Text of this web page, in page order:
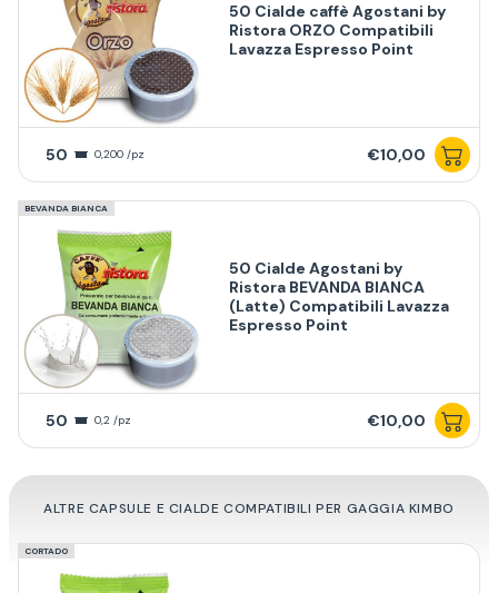
50 Cialde caffè Agostani by
Ristora ORZO Compatibili
Lavazza Espresso Point
50 0,200 /pz €10,00
BEVANDA BIANCA
50 Cialde Agostani by
Ristora BEVANDA BIANCA
(Latte) Compatibili Lavazza
Espresso Point
50 0,2 /pz €10,00
ALTRE CAPSULE E CIALDE COMPATIBILI PER GAGGIA KIMBO
CORTADO